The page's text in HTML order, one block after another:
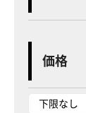
価格